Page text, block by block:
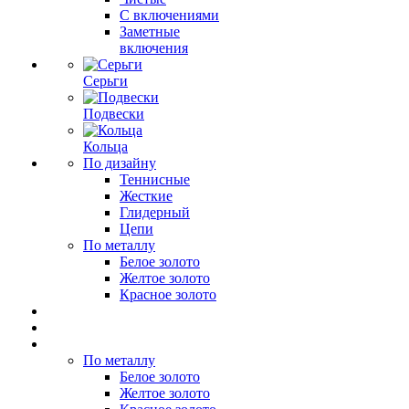
С включениями
Заметные
включения
Серьги
Подвески
Кольца
По дизайну
Теннисные
Жесткие
Глидерный
Цепи
По металлу
Белое золото
Желтое золото
Красное золото
По металлу
Белое золото
Желтое золото